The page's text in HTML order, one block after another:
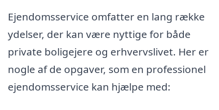
Ejendomsservice omfatter en lang række
ydelser, der kan være nyttige for både
private boligejere og erhvervslivet. Her er
nogle af de opgaver, som en professionel
ejendomsservice kan hjælpe med: